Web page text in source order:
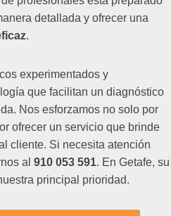
detallada y ofrecer una
.
experimentados y
que facilitan un diagnóstico
Nos esforzamos no solo por
ofrecer un servicio que brinde
cliente. Si necesita atención
al 910 053 591. En Getafe, su
principal prioridad.